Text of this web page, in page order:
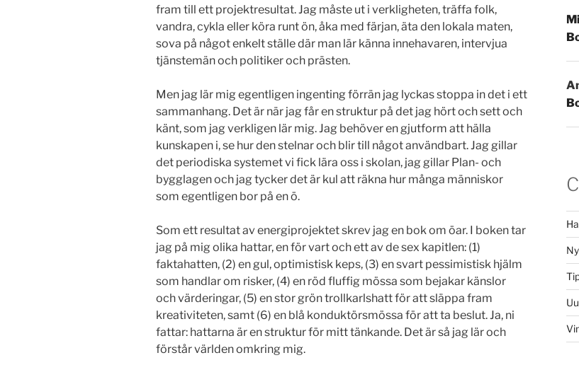
fram till ett projektresultat. Jag måste ut i verkligheten, träffa folk,
vandra, cykla eller köra runt ön, åka med färjan, äta den lokala maten,
sova på något enkelt ställe där man lär känna innehavaren, intervjua
tjänstemän och politiker och prästen.
Men jag lär mig egentligen ingenting förrän jag lyckas stoppa in det i ett
sammanhang. Det är när jag får en struktur på det jag hört och sett och
känt, som jag verkligen lär mig. Jag behöver en gjutform att hälla
kunskapen i, se hur den stelnar och blir till något användbart. Jag gillar
det periodiska systemet vi fick lära oss i skolan, jag gillar Plan- och
bygglagen och jag tycker det är kul att räkna hur många människor
som egentligen bor på en ö.
Som ett resultat av energiprojektet skrev jag en bok om öar. I boken tar
jag på mig olika hattar, en för vart och ett av de sex kapitlen: (1)
faktahatten, (2) en gul, optimistisk keps, (3) en svart pessimistisk hjälm
som handlar om risker, (4) en röd fluffig mössa som bejakar känslor
och värderingar, (5) en stor grön trollkarlshatt för att släppa fram
kreativiteten, samt (6) en blå konduktörsmössa för att ta beslut. Ja, ni
fattar: hattarna är en struktur för mitt tänkande. Det är så jag lär och
förstår världen omkring mig.